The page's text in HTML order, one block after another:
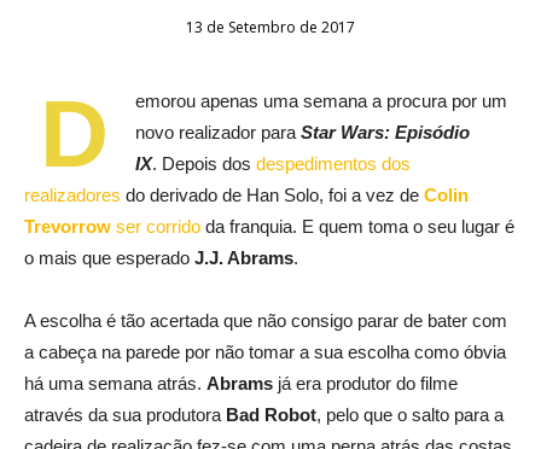
13 de Setembro de 2017
D
emorou apenas uma semana a procura por um
novo realizador para Star Wars: Episódio
IX. Depois dos despedimentos dos
realizadores do derivado de Han Solo, foi a vez de Colin
Trevorrow ser corrido da franquia. E quem toma o seu lugar é
o mais que esperado J.J. Abrams.
A escolha é tão acertada que não consigo parar de bater com
a cabeça na parede por não tomar a sua escolha como óbvia
há uma semana atrás. Abrams já era produtor do filme
através da sua produtora Bad Robot, pelo que o salto para a